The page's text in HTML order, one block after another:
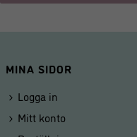
MINA SIDOR
Logga in
Mitt konto